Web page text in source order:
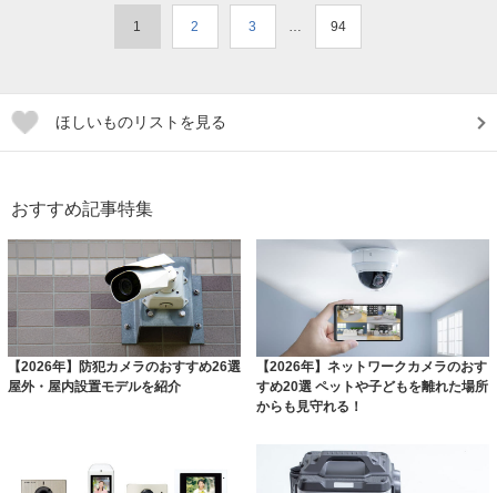
1 2 3 … 94
ほしいものリストを見る
おすすめ記事特集
【2026年】防犯カメラのおすすめ26選
屋外・屋内設置モデルを紹介
【2026年】ネットワークカメラのおす
すめ20選 ペットや子どもを離れた場所
からも見守れる！